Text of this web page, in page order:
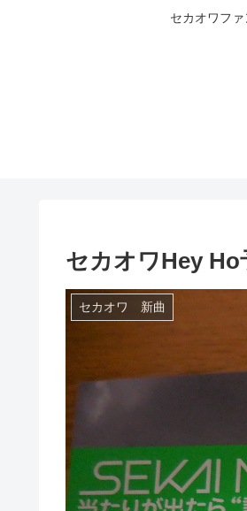
セカオワフ
セカオワHey
セカオワ 新曲